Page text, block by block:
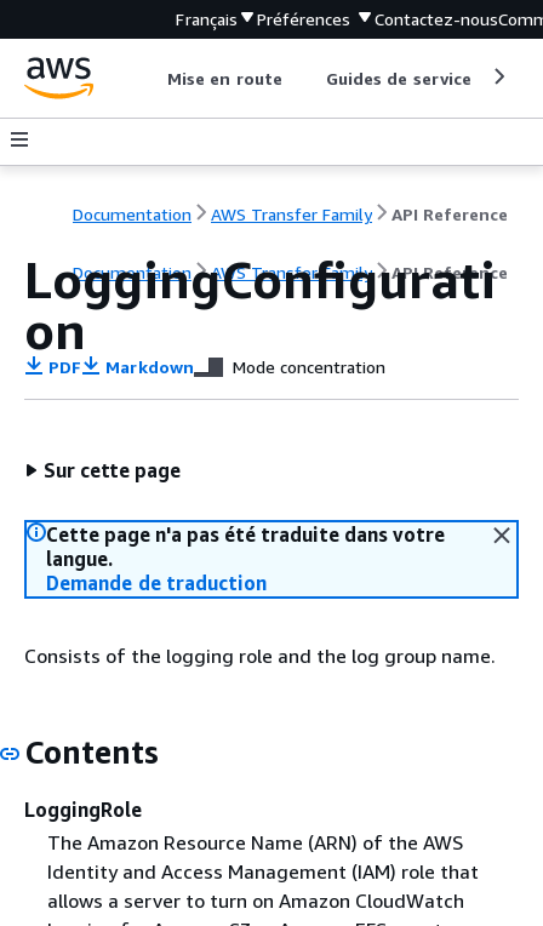
Français Préférences Contactez-nous
Mise en route Guides de service
Documentation AWS Transfer Family API Reference
Documentation AWS Transfer Family API Reference
LoggingConfigurati
on
PDF Markdown Mode concentration
Sur cette page
Cette page n'a pas été traduite dans votre
langue.
Demande de traduction
Consists of the logging role and the log group name.
Contents
LoggingRole
The Amazon Resource Name (ARN) of the AWS
Identity and Access Management (IAM) role that
allows a server to turn on Amazon CloudWatch